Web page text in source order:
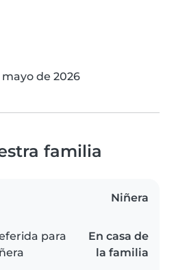
de 2026
familia
Niñera
para
En casa de
la familia